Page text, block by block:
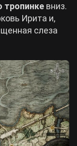
тропинке вниз.
Ирита и,
слеза